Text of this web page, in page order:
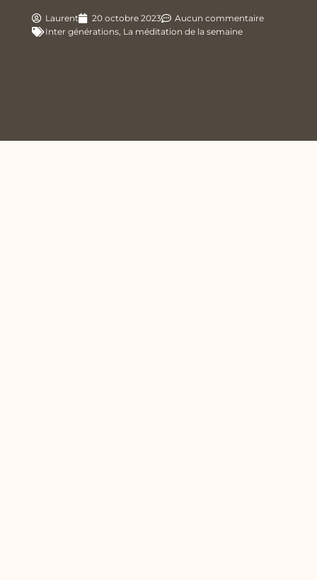
Laurent 20 octobre 2023
Aucun commentaire
Inter générations, La méditation de la semaine